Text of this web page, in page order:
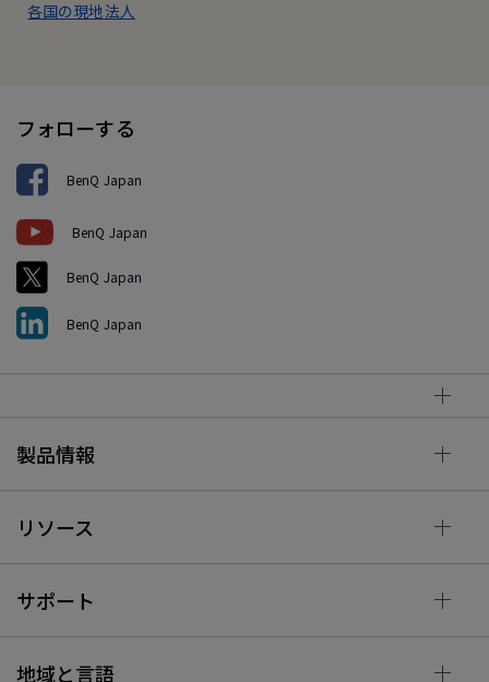
各国の現地法人
フォローする
BenQ Japan
BenQ Japan
BenQ Japan
BenQ Japan
製品情報
リソース
サポート
地域と言語